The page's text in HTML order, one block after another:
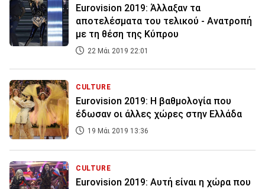
Eurovision 2019: Άλλαξαν τα
αποτελέσματα του τελικού - Ανατροπή
με τη θέση της Κύπρου
22 Μάι 2019 22:01
CULTURE
Eurovision 2019: H βαθμολογία που
έδωσαν οι άλλες χώρες στην Ελλάδα
19 Μάι 2019 13:36
CULTURE
Eurovision 2019: Αυτή είναι η χώρα που